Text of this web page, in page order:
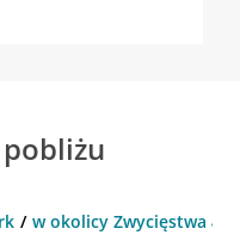
w okolicy Zwycięstwa 4 ,